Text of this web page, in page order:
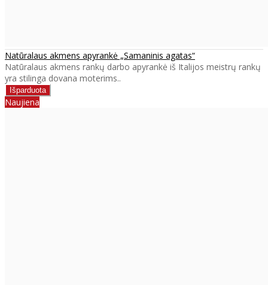
Natūralaus akmens apyrankė „Samaninis agatas“
Natūralaus akmens rankų darbo apyrankė iš Italijos meistrų rankų
yra stilinga dovana moterims..
Naujiena